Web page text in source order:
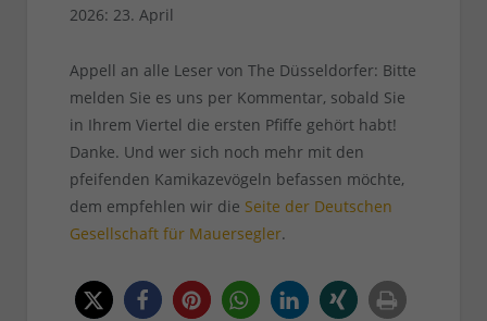
2026: 23. April
Appell an alle Leser von The Düsseldorfer: Bitte
melden Sie es uns per Kommentar, sobald Sie
in Ihrem Viertel die ersten Pfiffe gehört habt!
Danke. Und wer sich noch mehr mit den
pfeifenden Kamikazevögeln befassen möchte,
dem empfehlen wir die Seite der Deutschen
Gesellschaft für Mauersegler.